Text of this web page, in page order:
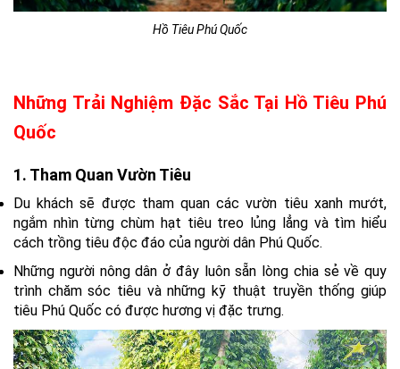
Hồ Tiêu Phú Quốc
Những Trải Nghiệm Đặc Sắc Tại Hồ Tiêu Phú
Quốc
1. Tham Quan Vườn Tiêu
Du khách sẽ được tham quan các vườn tiêu xanh mướt,
ngắm nhìn từng chùm hạt tiêu treo lủng lẳng và tìm hiểu
cách trồng tiêu độc đáo của người dân Phú Quốc.
Những người nông dân ở đây luôn sẵn lòng chia sẻ về quy
trình chăm sóc tiêu và những kỹ thuật truyền thống giúp
tiêu Phú Quốc có được hương vị đặc trưng.